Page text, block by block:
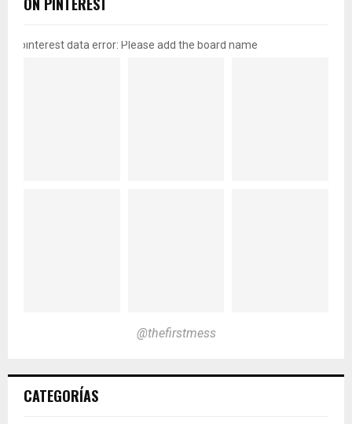
pinterest data error: Please add the board name
@thefirstmess
CATEGORÍAS